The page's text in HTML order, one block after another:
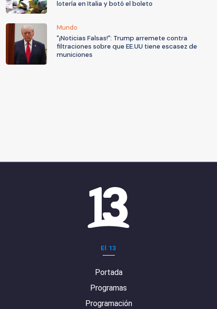
lotería en Italia y botó el boleto
Mundo
"¡Noticias Falsas!": Trump arremete contra
filtraciones sobre que EE.UU tiene escasez de
municiones
El 13
Portada
Programas
Programación